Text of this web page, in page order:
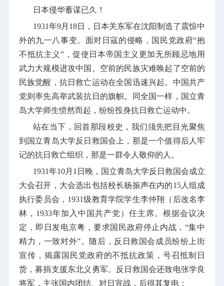
日本侵华蓄谋已久！
1931年9月 18日，日本关东军在沈阳制造了震惊中
外的九一八事变。面对日寇的侵略，国民党政府“抱
不抵抗主义”，促使日本帝国主义更加无所顾忌地用
武力大规模进攻中国。空前的民族灾难唤起了空前的
民族觉醒，抗日救亡运动在全国迅速兴起。中国共产
党则率先高举武装抗日的旗帜。同全国一样，国立青
岛大学师生愤然而起，纷纷投身抗日救亡运动中。
站在当下，回首那段校史，我们须先把目光聚焦
到国立青岛大学反日救国会上，那是一个值得后人牢
记的抗日救亡组织，那是一群令人敬仰的人。
1931年10月 1 日晚，国立青岛大学反日救国会成立
大会召开，大会选出包括校长杨振声在内的15人组成
执行委员会， 1931级教育学院学生李仲翔（后改名李
林， 1933年加入中国共产党）任主席。根据会议决
定，即日发电京粤，要求国民政府停止内战，“集中
精力，一致对外”。随后，反日救国会成员纷纷上街
宣传，揭露国民党政府的不抵抗政策，号召抵制日
货，募捐支援东北义勇军。反日救国会还致电张学良
将军，主张国内团结、对日宣战，后得其复电：